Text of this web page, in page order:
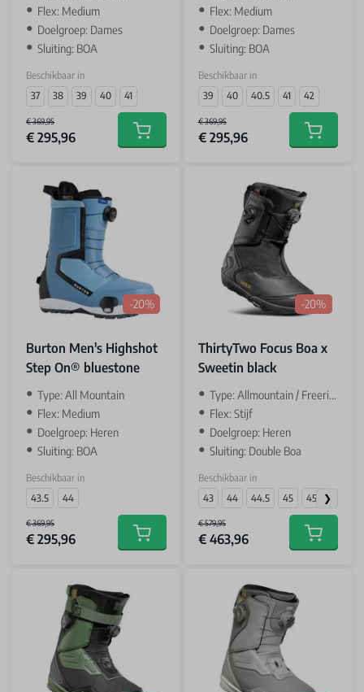
Flex: Medium
Doelgroep: Dames
Sluiting: BOA
Beschikbaar in
37
38 39 40 41
€ 369,95
€ 295,96 Add to cart
Flex: Medium
Doelgroep: Dames
Sluiting: BOA
Beschikbaar in
39
40 40.5 41 42
€ 369,95
€ 295,96 Add to
-20%
Burton Men's Highshot
Step On® bluestone
Type: All Mountain
Flex: Medium
Doelgroep: Heren
Sluiting: BOA
Beschikbaar in
43.5
44
€ 369,95
€ 295,96 Add to cart
-20%
ThirtyTwo Focus Boa x
Sweetin black
Type: Allmountain / Freeride
Flex: Stijf
Doelgroep: Heren
Sluiting: Double Boa
Beschikbaar in
43
44 44.5 45 45.5
€ 579,95
€ 463,96 Add to